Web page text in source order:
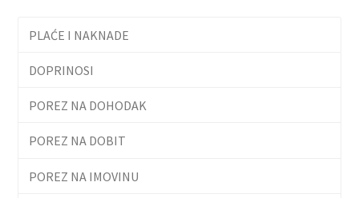
PLAĆE I NAKNADE
DOPRINOSI
POREZ NA DOHODAK
POREZ NA DOBIT
POREZ NA IMOVINU